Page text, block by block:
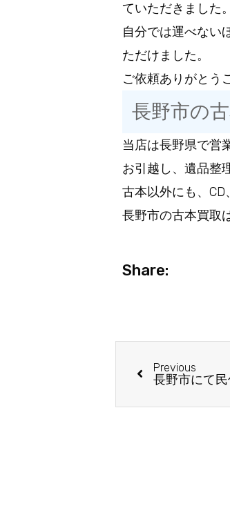
ていただきました。
自分では運べない
ただけました。
ご依頼ありがとう
長野市の
当店は長野県で営
お引越し、遺品整
古本以外にも、CD
長野市の古本買取
Share:
Previous
長野市にて